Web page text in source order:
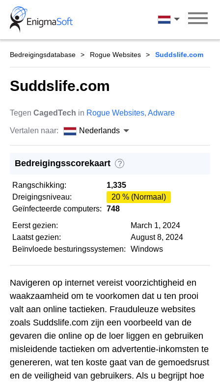
Skip
content
Nederlands
Bedreigingsdatabase Rogue Websites Suddslife.com
Suddslife.com
Tegen CagedTech in Rogue Websites, Adware
Vertalen naar: Nederlands
Bedreigingsscorekaart ?
Rangschikking:
1,335
Dreigingsniveau:
20 % (Normaal)
Geïnfecteerde computers:
748
Eerst gezien:
March 1, 2024
Laatst gezien:
August 8, 2024
Beïnvloede besturingssystemen:
Windows
Navigeren op internet vereist voorzichtigheid en
waakzaamheid om te voorkomen dat u ten prooi
valt aan online tactieken. Frauduleuze websites
zoals Suddslife.com zijn een voorbeeld van de
gevaren die online op de loer liggen en gebruiken
misleidende tactieken om advertentie-inkomsten te
genereren, wat ten koste gaat van de gemoedsrust
en de veiligheid van gebruikers. Als u begrijpt hoe